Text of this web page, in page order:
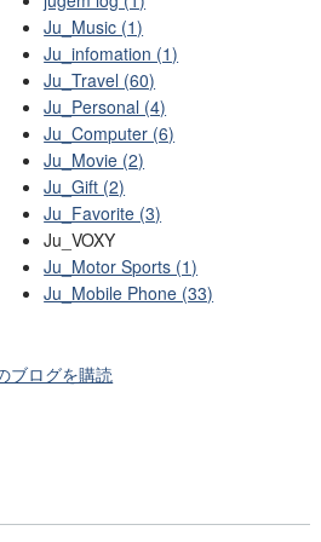
Ju_Music (1)
Ju_infomation (1)
Ju_Travel (60)
Ju_Personal (4)
Ju_Computer (6)
Ju_Movie (2)
Ju_Gift (2)
Ju_Favorite (3)
Ju_VOXY
Ju_Motor Sports (1)
Ju_Mobile Phone (33)
ブログを購読